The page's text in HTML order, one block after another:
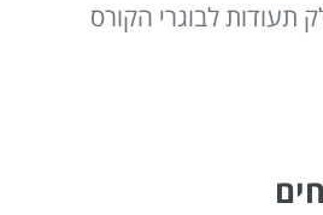
לבוגרי הקורס